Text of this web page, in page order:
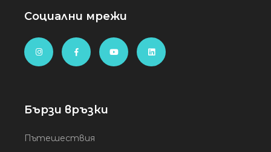
Социални мрежи
Бързи връзки
Пътешествия